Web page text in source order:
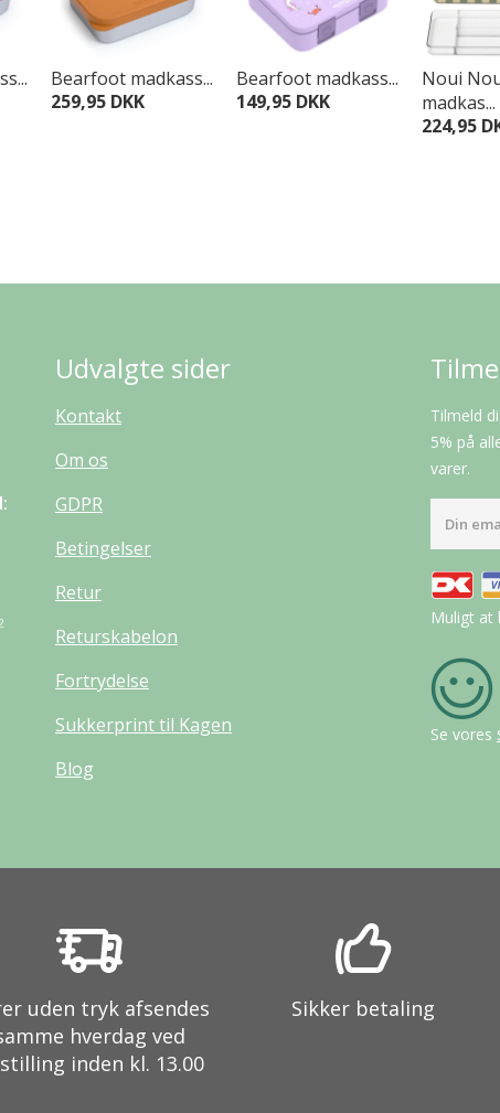
Bearfoot madkass...
259,95 DKK
Bearfoot madkass...
149,95 DKK
Noui
madkas...
224,95
Udvalgte sider
Kontakt
Om os
GDPR
Betingelser
Retur
Returskabelon
Fortrydelse
Sukkerprint til Kagen
Blog
Tilmeld
5% på
varer.
Muligt at
Se vores
uden tryk afsendes
hverdag ved
inden kl. 13.00
Sikker betaling